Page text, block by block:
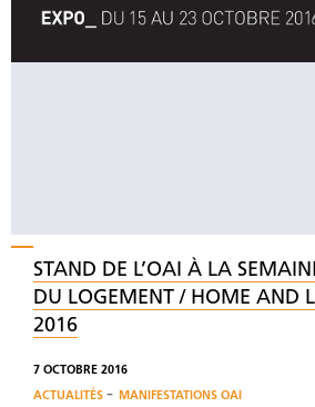
STAND DE L’OAI À LA
DU LOGEMENT / HOME AND
2016
7 OCTOBRE 2016
ACTUALITÉS - MANIFESTATIONS OAI